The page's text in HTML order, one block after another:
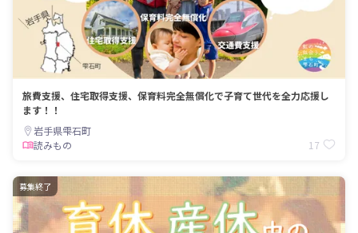
旅費支援、住宅取得支援、保育料完全無償化で子育て世代を全力応援し
ます！！
岩手県雫石町
読みもの
17
募集終了